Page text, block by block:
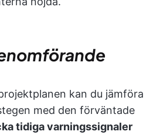
kan du jämföra
med den förväntade
tidiga varningssignaler